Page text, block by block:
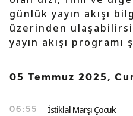
günlük yayın akışı
üzerinden
yayın akışı programı
05 Temmuz 2025,
06:55 İstiklal Marşı Çocuk